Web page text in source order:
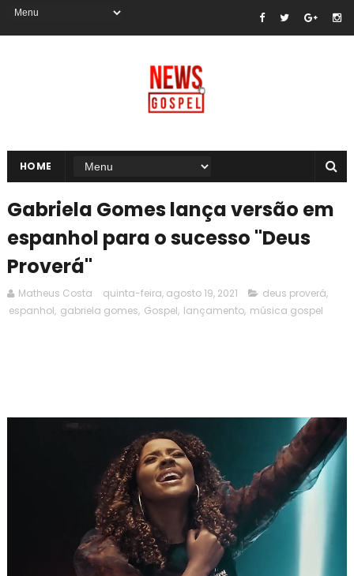
HOME
Gabriela Gomes lança versão em
espanhol para o sucesso "Deus
Proverá"
Matheus Costa quinta-feira, agosto 19, 2021 deus proverá,
espanhol, gabriela gomes, Gospel, lançamento, música gospel